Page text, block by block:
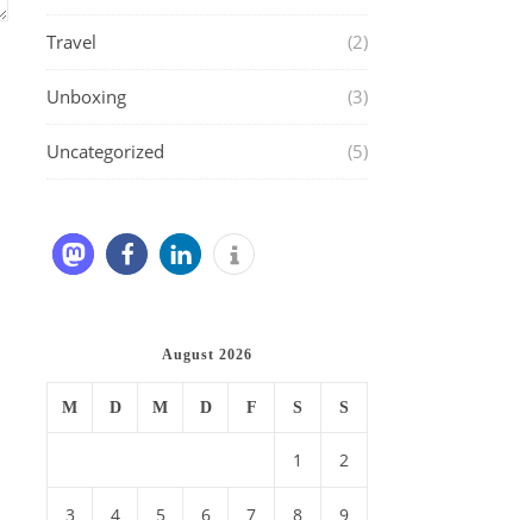
Travel (2)
Unboxing (3)
Uncategorized (5)
August 2026
M D M D F S S
1 2
3 4 5 6 7 8 9